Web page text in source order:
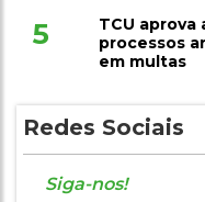
5
TCU aprova
processos
em multas
Redes Sociais
Siga-nos!